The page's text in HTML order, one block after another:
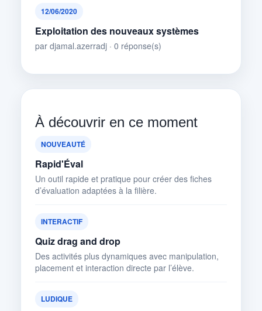
12/06/2020
Exploitation des nouveaux systèmes
par djamal.azerradj · 0 réponse(s)
À découvrir en ce moment
NOUVEAUTÉ
Rapid'Éval
Un outil rapide et pratique pour créer des fiches
d’évaluation adaptées à la filière.
INTERACTIF
Quiz drag and drop
Des activités plus dynamiques avec manipulation,
placement et interaction directe par l’élève.
LUDIQUE